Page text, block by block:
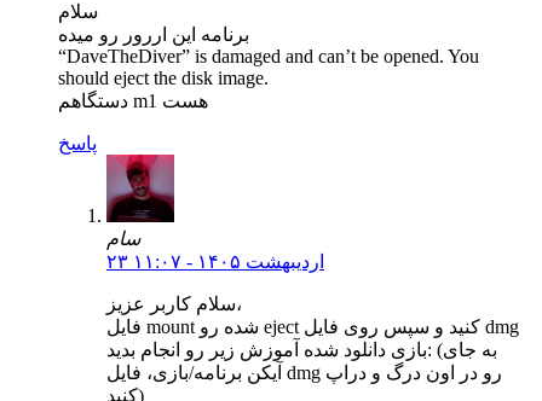
سلام
برنامه این اررور رو میده
“DaveTheDiver” is damaged and can’t be opened. You
should eject the disk image.
دستگاهم m1 هست
پاسخ
سام
۲۳ اردیبهشت ۱۴۰۵ - ۱۱:۰۷
سلام کاربر عزیز،
فایل mount شده رو eject کنید و سپس روی فایل dmg
بازی دانلود شده آموزش زیر رو انجام بدید: (به جای
آیکن برنامه/بازی، فایل dmg رو در اون درگ و دراپ
کنید)